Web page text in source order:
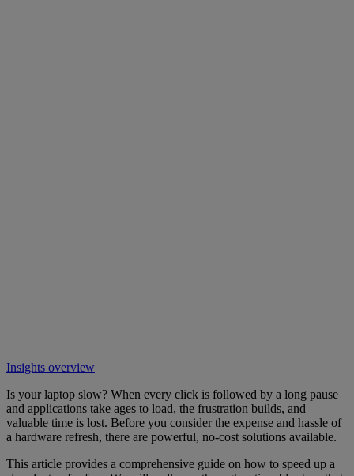
Insights overview
Is your laptop slow? When every click is followed by a long pause
and applications take ages to load, the frustration builds, and
valuable time is lost. Before you consider the expense and hassle of
a hardware refresh, there are powerful, no-cost solutions available.
This article provides a comprehensive guide on how to speed up a